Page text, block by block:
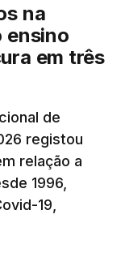
a localização.
sobre os
poderá
uma redução
que se
combustíveis
a escalada de
na
ensino
em três
de
registou
relação a
1996,
19,